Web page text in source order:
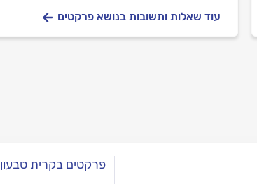
עוד שאלות ותשובות בנושא פרקטים
פרקטים בקרית טבעון